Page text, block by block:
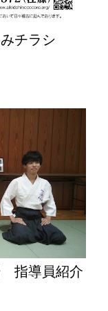
チラシ
指導員紹介